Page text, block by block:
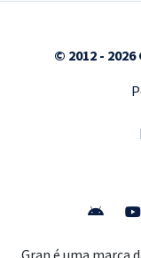
© 2012 -
Gran é uma marca